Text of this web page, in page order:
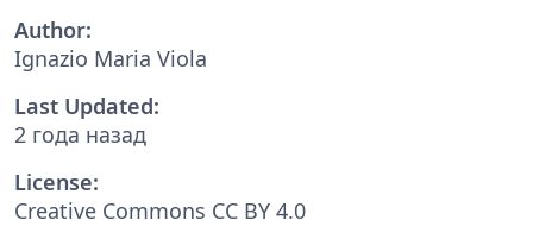
Author:
Ignazio Maria Viola
Last Updated:
2 года назад
License:
Creative Commons CC BY 4.0